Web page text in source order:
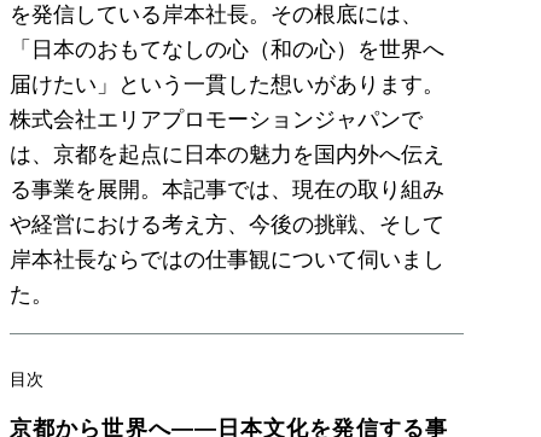
を発信している岸本社長。その根底には、
「日本のおもてなしの心（和の心）を世界へ
届けたい」という一貫した想いがあります。
株式会社エリアプロモーションジャパンで
は、京都を起点に日本の魅力を国内外へ伝え
る事業を展開。本記事では、現在の取り組み
や経営における考え方、今後の挑戦、そして
岸本社長ならではの仕事観について伺いまし
た。
目次
京都から世界へ――日本文化を発信する事